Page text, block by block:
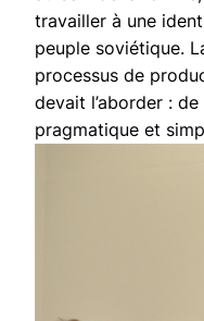
travailler à une
peuple soviétique.
processus de
devait l’aborder :
pragmatique et